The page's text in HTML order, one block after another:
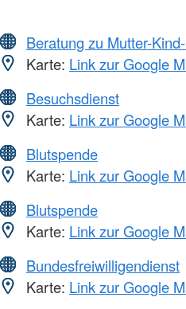
Beratung zu Mutter-
Karte: Link zur Google
Besuchsdienst
Karte: Link zur Google
Blutspende
Karte: Link zur Google
Blutspende
Karte: Link zur Google
Bundesfreiwilligendienst
Karte: Link zur Google